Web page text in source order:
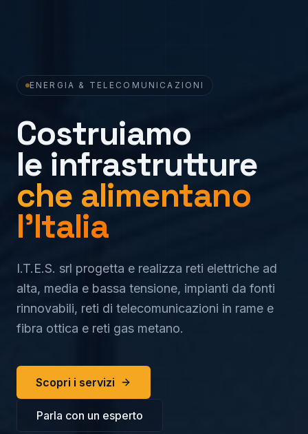
ENERGIA & TELECOMUNICAZIONI
Costruiamo
le infrastrutture
che alimentano
l'Italia
I.T.E.S. srl progetta e realizza reti elettriche ad
alta, media e bassa tensione, impianti da fonti
rinnovabili, reti di telecomunicazioni in rame e
fibra ottica e reti gas metano.
Scopri i servizi
Parla con un esperto